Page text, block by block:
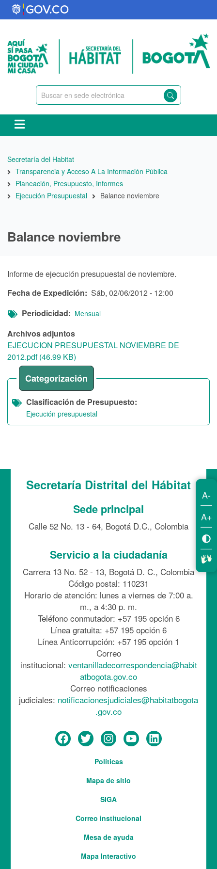
Pasar
al
principal
Ruta
de
navegación
Secretaría del Habitat
Transparencia y Acceso A La Información Pública
Planeación, Presupuesto, Informes
Ejecución Presupuestal
Balance noviembre
Balance noviembre
Informe de ejecución presupuestal de noviembre.
Fecha de Expedición
Sáb, 02/06/2012 - 12:00
Periodicidad
Mensual
Archivos adjuntos
EJECUCION PRESUPUESTAL NOVIEMBRE DE
2012.pdf (46.99 KB)
Categorización
Clasificación de Presupuesto
Ejecución presupuestal
Secretaría Distrital del Hábitat
Sede principal
Calle 52 No. 13 - 64, Bogotá D.C., Colombia
Servicio a la ciudadanía
Carrera 13 No. 52 - 13, Bogotá D. C., Colombia
Código postal: 110231
Horario de atención: lunes a viernes de 7:00 a.
m., a 4:30 p. m.
Teléfono conmutador: +57 195 opción 6
Línea gratuita: +57 195 opción 6
Línea Anticorrupción: +57 195 opción 1
Correo
institucional: ventanilladecorrespondencia@habit
atbogota.gov.co
Correo notificaciones
judiciales: notificacionesjudiciales@habitatbogota
.gov.co
Políticas
Mapa de sitio
SIGA
Correo institucional
Mesa de ayuda
Mapa Interactivo
A-
A+